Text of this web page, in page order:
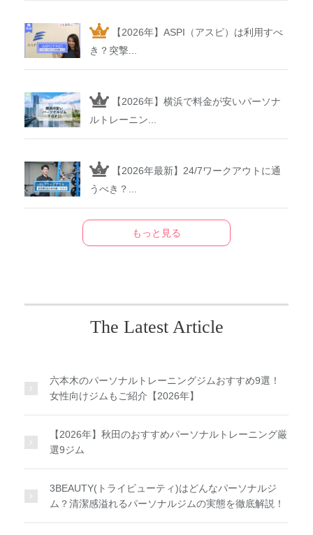
【2026年】ASPI（アスピ）は利用すべ
き？突撃...
【2026年】横浜で料金が安いパーソナ
ルトレーニン...
【2026年最新】24/7ワークアウトに通
うべき？...
もっと見る
The Latest Article
六本木のパーソナルトレーニングジムおすすめ9選！
女性向けジムもご紹介【2026年】
【2026年】秋田のおすすめパーソナルトレーニング厳
選9ジム
3BEAUTY(トライビューティ)はどんなパーソナルジ
ム？清潔感溢れるパーソナルジムの実態を徹底解説！